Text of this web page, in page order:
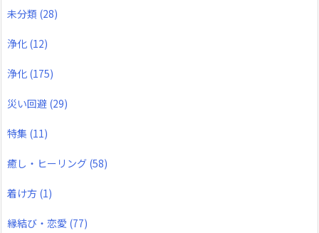
未分類 (28)
浄化 (12)
浄化 (175)
災い回避 (29)
特集 (11)
癒し・ヒーリング (58)
着け方 (1)
縁結び・恋愛 (77)